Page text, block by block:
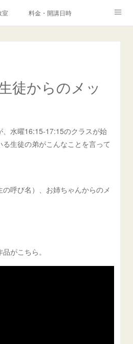
室 料金・開講日時
スト・検定
ア掲載実績 ブログ
徒からのメッ
、水曜16:15-17:15のクラスが始
生徒の弟がこんなことを言って
呼び名）、お姉ちゃんからのメ
がこちら。